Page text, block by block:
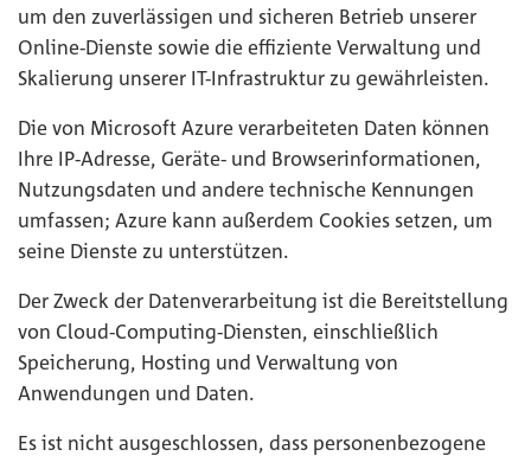
um den zuverlässigen und sicheren Betrieb unserer
Online-Dienste sowie die effiziente Verwaltung und
Skalierung unserer IT-Infrastruktur zu gewährleisten.
Die von Microsoft Azure verarbeiteten Daten können
Ihre IP-Adresse, Geräte- und Browserinformationen,
Nutzungsdaten und andere technische Kennungen
umfassen; Azure kann außerdem Cookies setzen, um
seine Dienste zu unterstützen.
Der Zweck der Datenverarbeitung ist die Bereitstellung
von Cloud-Computing-Diensten, einschließlich
Speicherung, Hosting und Verwaltung von
Anwendungen und Daten.
Es ist nicht ausgeschlossen, dass personenbezogene